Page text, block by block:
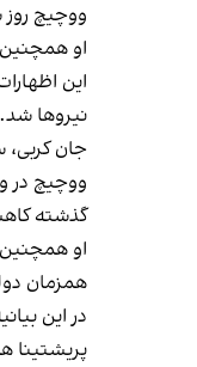
ووچیچ
او همچنین
این
نیروها شد.
جان کربی،
گذشته کاهشی ۵۰ درصدی را
او همچنین
همزمان
در این
پریشتینا